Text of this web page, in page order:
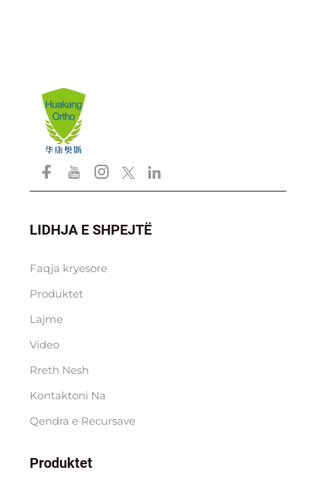
LIDHJA E SHPEJTË
Faqja kryesore
Produktet
Lajme
Video
Rreth Nesh
Kontaktoni Na
Qendra e Rесursave
Produktet